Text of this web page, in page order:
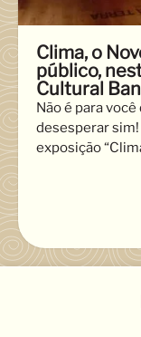
Clima, o
público,
Cultural
Não é para
desesperar
exposição